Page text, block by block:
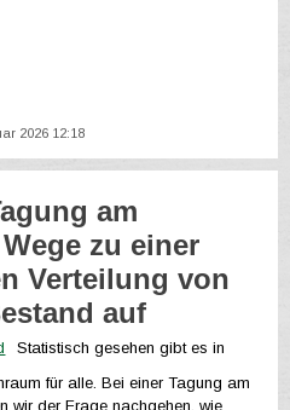
2026 12:18
am
zu einer
Verteilung von
auf
Statistisch gesehen gibt es in
für alle. Bei einer Tagung am
wir der Frage nachgehen, wie